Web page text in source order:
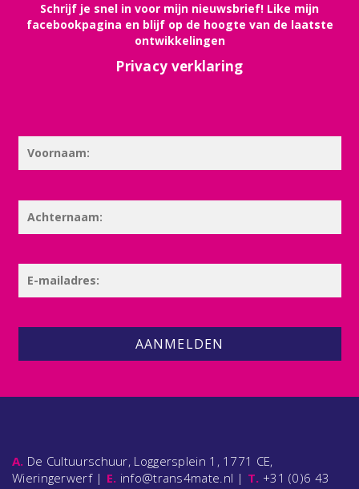
Schrijf je snel in voor mijn nieuwsbrief! Like mijn
facebookpagina en blijf op de hoogte van de laatste
ontwikkelingen
Privacy verklaring
AANMELDEN
A. De Cultuurschuur, Loggersplein 1, 1771 CE,
Wieringerwerf | E. info@trans4mate.nl | T. +31 (0)6 43